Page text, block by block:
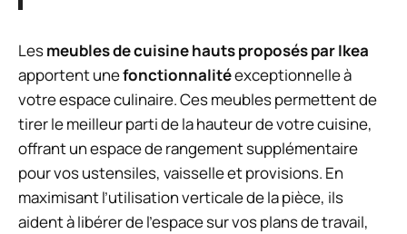
Lesmeubles de cuisine hauts proposés par Ikea
apportent unefonctionnalitéexceptionnelle à
votre espace culinaire. Ces meubles permettent de
tirer le meilleur parti de la hauteur de votre cuisine,
offrant un espace de rangement supplémentaire
pour vos ustensiles, vaisselle et provisions. En
maximisant l’utilisation verticale de la pièce, ils
aident à libérer de l’espace sur vos plans de travail,